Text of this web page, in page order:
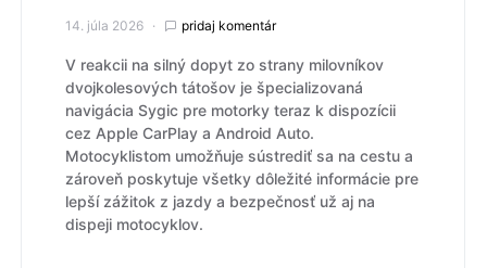
14. júla 2026 pridaj komentár
V reakcii na silný dopyt zo strany milovníkov
dvojkolesových tátošov je špecializovaná
navigácia Sygic pre motorky teraz k dispozícii
cez Apple CarPlay a Android Auto.
Motocyklistom umožňuje sústrediť sa na cestu a
zároveň poskytuje všetky dôležité informácie pre
lepší zážitok z jazdy a bezpečnosť už aj na
dispeji motocyklov.